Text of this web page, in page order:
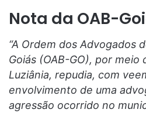
Nota da OAB-
“A Ordem dos Advogados
Goiás (OAB-GO), por meio
Luziânia, repudia, com
envolvimento de uma
agressão ocorrido no